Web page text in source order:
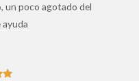
un poco agotado del
ayuda